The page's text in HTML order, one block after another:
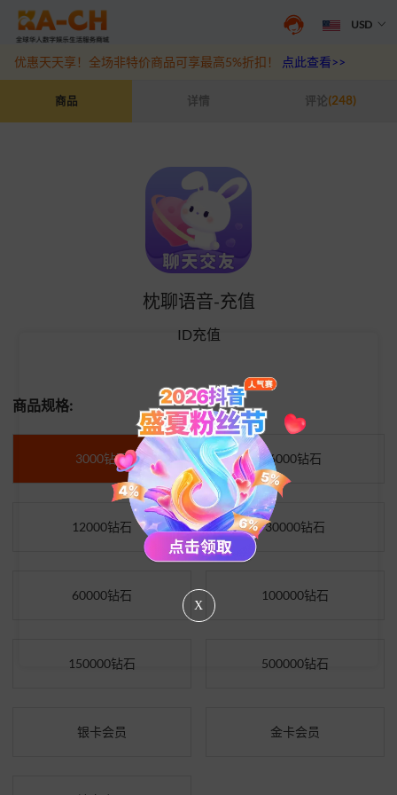
USD
抖音盛夏宠粉季来袭！抖钻充值最高6%优惠，热门规格更划算点此查
优惠天天享！全场非特价商品可享最高5%折扣！ 点此查看>>
商品 详情 评论(248)
枕聊语音-充值
ID充值
商品规格:
3000钻石 6000钻石
12000钻石 30000钻石
60000钻石 100000钻石
150000钻石 500000钻石
银卡会员 金卡会员
X